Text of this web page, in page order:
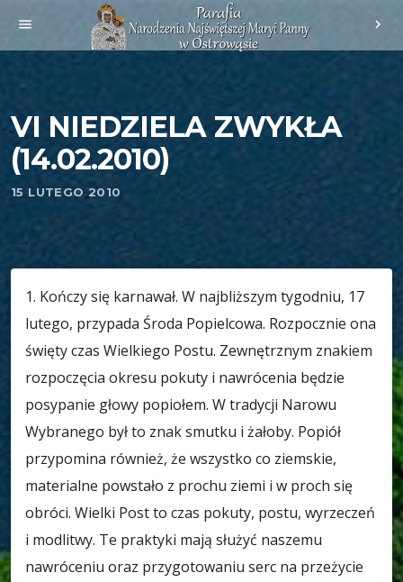
menu chevron_right
VI NIEDZIELA ZWYKŁA
(14.02.2010)
15 LUTEGO 2010
1. Kończy się karnawał. W najbliższym tygodniu, 17
lutego, przypada Środa Popielcowa. Rozpocznie ona
święty czas Wielkiego Postu. Zewnętrznym znakiem
rozpoczęcia okresu pokuty i nawrócenia będzie
posypanie głowy popiołem. W tradycji Narowu
Wybranego był to znak smutku i żałoby. Popiół
przypomina również, że wszystko co ziemskie,
materialne powstało z prochu ziemi i w proch się
obróci. Wielki Post to czas pokuty, postu, wyrzeczeń
i modlitwy. Te praktyki mają służyć naszemu
nawróceniu oraz przygotowaniu serc na przeżycie